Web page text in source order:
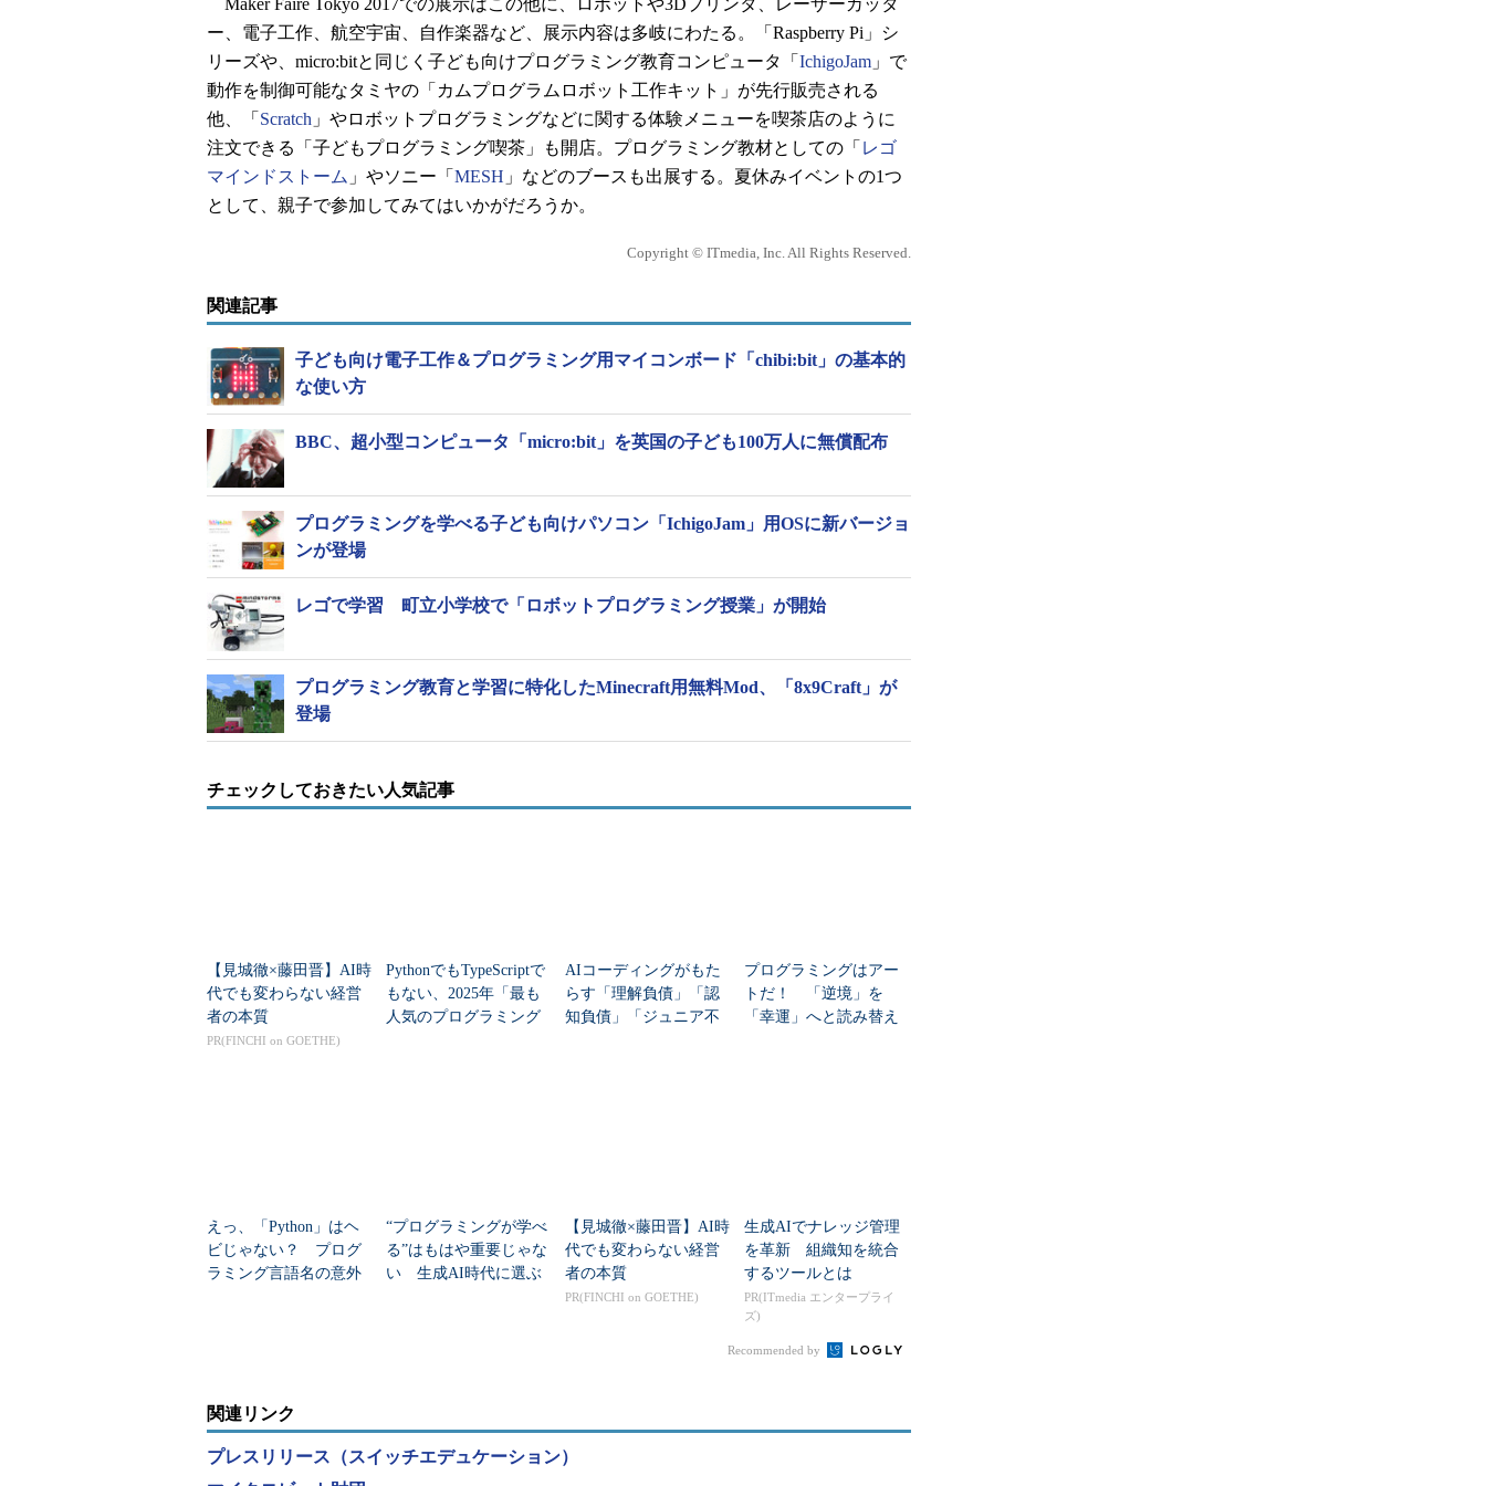
Maker Faire Tokyo 2017での展示はこの他に、ロボットや3Dプリンタ、レーザーカッタ
ー、電子工作、航空宇宙、自作楽器など、展示内容は多岐にわたる。「Raspberry Pi」シ
リーズや、micro:bitと同じく子ども向けプログラミング教育コンピュータ「 IchigoJam 」で
動作を制御可能なタミヤの「カムプログラムロボット工作キット」が先行販売される
他、「 Scratch 」やロボットプログラミングなどに関する体験メニューを喫茶店のように
注文できる「子どもプログラミング喫茶」も開店。プログラミング教材としての「 レゴ
マインドストーム 」やソニー「 MESH 」などのブースも出展する。夏休みイベントの1つ
として、親子で参加してみてはいかがだろうか。
Copyright © ITmedia, Inc. All Rights Reserved.
関連記事
子ども向け電子工作＆プログラミング用マイコンボード「chibi:bit」の基本的
な使い方
BBC、超小型コンピュータ「micro:bit」を英国の子ども100万人に無償配布
プログラミングを学べる子ども向けパソコン「IchigoJam」用OSに新バージョ
ンが登場
レゴで学習 町立小学校で「ロボットプログラミング授業」が開始
プログラミング教育と学習に特化したMinecraft用無料Mod、「8x9Craft」が
登場
チェックしておきたい人気記事
【見城徹×藤田晋】AI時
代でも変わらない経営
者の本質
PR(FINCHI on GOETHE)
PythonでもTypeScriptで
もない、2025年「最も
人気のプログラミング
AIコーディングがもた
らす「理解負債」「認
知負債」「ジュニア不
プログラミングはアー
トだ！ 「逆境」を
「幸運」へと読み替え
えっ、「Python」はヘ
ビじゃない？ プログ
ラミング言語名の意外
“プログラミングが学べ
る”はもはや重要じゃな
い 生成AI時代に選ぶ
【見城徹×藤田晋】AI時
代でも変わらない経営
者の本質
PR(FINCHI on GOETHE)
生成AIでナレッジ管理
を革新 組織知を統合
するツールとは
PR(ITmedia エンタープライ
ズ)
Recommended by
関連リンク
プレスリリース（スイッチエデュケーション）